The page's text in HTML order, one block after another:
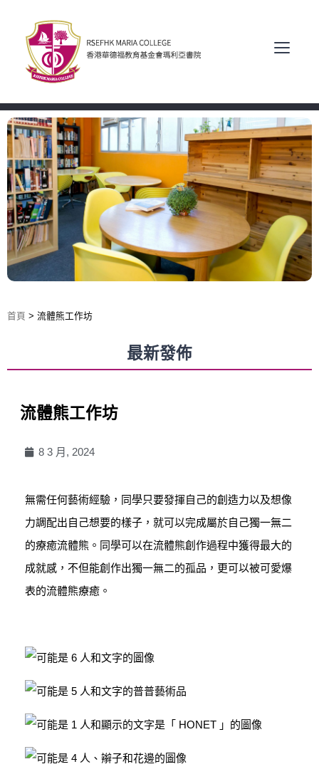
首頁 > 流體熊工作坊
最新發佈
流體熊工作坊
8 3 月, 2024
無需任何藝術經驗，同學只要發揮自己的創造力以及想像
力調配出自己想要的樣子，就可以完成屬於自己獨一無二
的療癒流體熊。同學可以在流體熊創作過程中獲得最大的
成就感，不但能創作出獨一無二的孤品，更可以被可愛爆
表的流體熊療癒。